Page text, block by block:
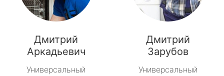
Дмитрий
Аркадьевич
Универсальный
Дмитрий
Зарубов
Универсальный